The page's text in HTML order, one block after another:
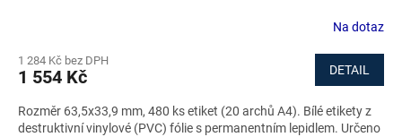
Na dotaz
1 284 Kč bez DPH
1 554 Kč DETAIL
Rozměr 63,5x33,9 mm, 480 ks etiket (20 archů A4). Bílé etikety z
destruktivní vinylové (PVC) fólie s permanentním lepidlem. Určeno